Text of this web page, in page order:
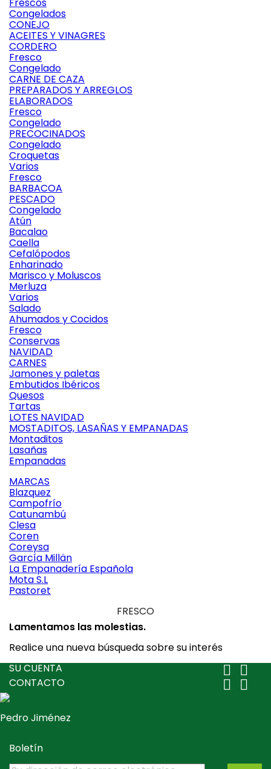
Congelados
CONEJO
ACEITES Y VINAGRES
CORDERO
Fresco
Congelado
CARNE DE CAZA
PREPARADOS Y ARREGLOS
ELABORADOS
Fresco
Congelado
PRECOCINADOS
Congelado
Croquetas
Varios
Fresco
BARBACOA
PESCADO
Congelado
Atún
Bacalao
Caella
Cefalópodos
Enharinado
Marisco y Moluscos
Merluza
Varios
Salado
Ahumados y Cocidos
Fresco
Conservas
NAVIDAD
CARNES
Jamones y paletas
Embutidos Ibéricos
Quesos
Tartas
LOTES NAVIDAD
MOSTADITOS, LASAÑAS Y EMPANADAS
Montaditos
Lasañas
Empanadas
MARCAS
Blazquez
Campofrío
Catunambú
Clesa
Coren
Coreysa
García Millän
La Empanadería Española
Mota S.L
Pastoret
FRESCO
Lamentamos las molestias.
Realice una nueva búsqueda sobre su interés
SU CUENTA
 
CONTACTO  
Pedro Jiménez
Boletín